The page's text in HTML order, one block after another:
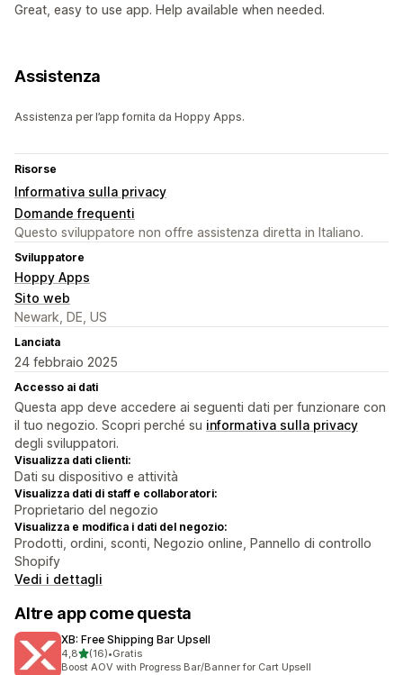
Great, easy to use app. Help available when needed.
Assistenza
Assistenza per l’app fornita da Hoppy Apps.
Risorse
Informativa sulla privacy
Domande frequenti
Questo sviluppatore non offre assistenza diretta in Italiano.
Sviluppatore
Hoppy Apps
Sito web
Newark, DE, US
Lanciata
24 febbraio 2025
Accesso ai dati
Questa app deve accedere ai seguenti dati per funzionare con
il tuo negozio. Scopri perché su informativa sulla privacy
degli sviluppatori.
Visualizza dati clienti:
Dati su dispositivo e attività
Visualizza dati di staff e collaboratori:
Proprietario del negozio
Visualizza e modifica i dati del negozio:
Prodotti, ordini, sconti, Negozio online, Pannello di controllo
Shopify
Vedi i dettagli
Altre app come questa
XB: Free Shipping Bar Upsell
4,8stelle su 5
(16)
16 recensioni totali
•Gratis
Boost AOV with Progress Bar/Banner for Cart Upsell